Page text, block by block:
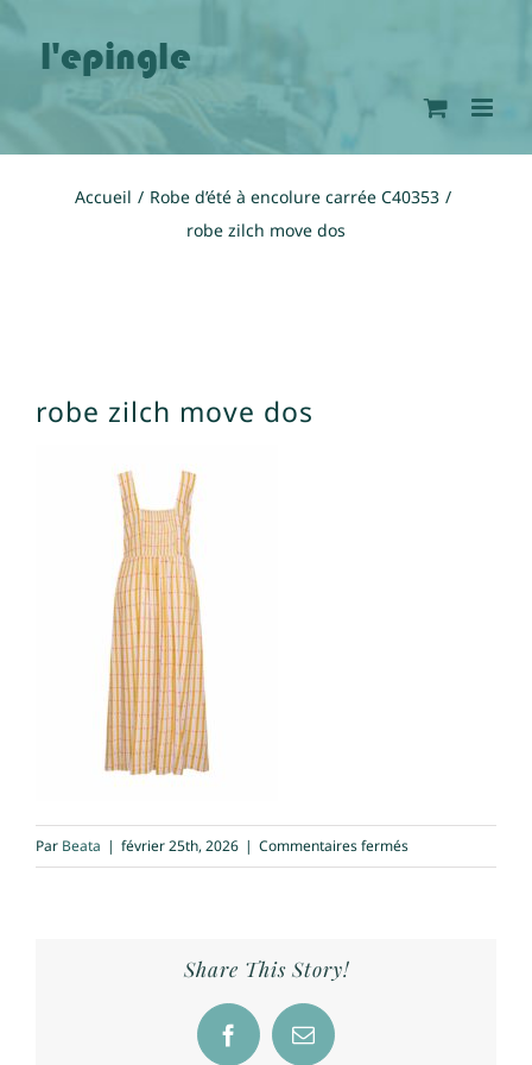
Accueil
Robe d’été à encolure carrée C40353
robe zilch move dos
robe zilch move dos
Par Beata | février 25th, 2026 | Commentaires ferméssur
robe
Share This Story!
FacebookEmail